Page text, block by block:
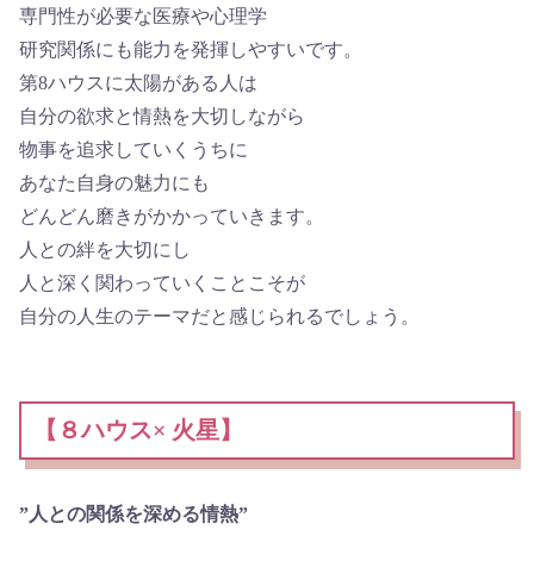
専門性が必要な医療や心理学
研究関係にも能力を発揮しやすいです。
第8ハウスに太陽がある人は
自分の欲求と情熱を大切しながら
物事を追求していくうちに
あなた自身の魅力にも
どんどん磨きがかかっていきます。
人との絆を大切にし
人と深く関わっていくことこそが
自分の人生のテーマだと感じられるでしょう。
【８ハウス× 火星】
”人との関係を深める情熱”